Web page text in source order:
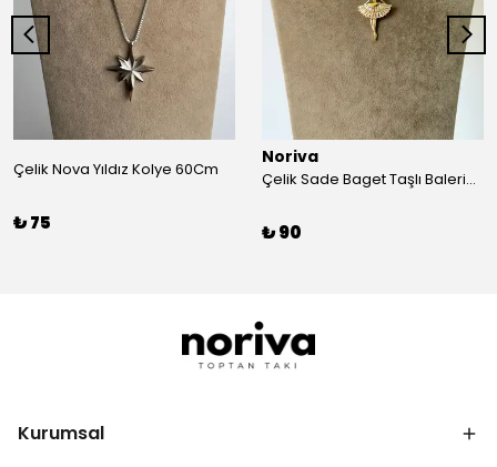
Çelik Nova Yıldız Kolye 60Cm
₺ 75
Noriva
Çelik Sade Baget Taşlı Balerina Kolye
₺ 90
Kurumsal